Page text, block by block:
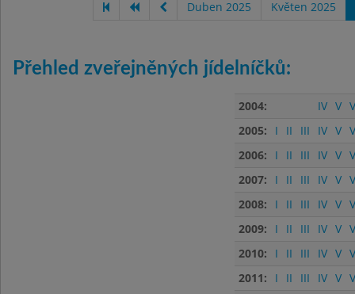
Duben 2025 Květen 2025
Přehled zveřejněných jídelníčků:
2004: IV V
2005:
I II III IV V
2006:
I II III IV V
2007:
I II III IV V
2008:
I II III IV V
2009:
I II III IV V
2010:
I II III IV V
2011:
I II III IV V